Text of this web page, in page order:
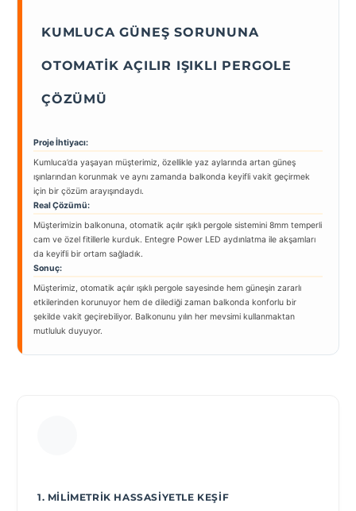
KUMLUCA GÜNEŞ SORUNUNA
OTOMATIK AÇILIR IŞIKLI PERGOLE
ÇÖZÜMÜ
Proje İhtiyacı:
Kumluca’da yaşayan müşterimiz, özellikle yaz aylarında artan güneş
ışınlarından korunmak ve aynı zamanda balkonda keyifli vakit geçirmek
için bir çözüm arayışındaydı.
Real Çözümü:
Müşterimizin balkonuna, otomatik açılır ışıklı pergole sistemini 8mm temperli
cam ve özel fitillerle kurduk. Entegre Power LED aydınlatma ile akşamları
da keyifli bir ortam sağladık.
Sonuç:
Müşterimiz, otomatik açılır ışıklı pergole sayesinde hem güneşin zararlı
etkilerinden korunuyor hem de dilediği zaman balkonda konforlu bir
şekilde vakit geçirebiliyor. Balkonunu yılın her mevsimi kullanmaktan
mutluluk duyuyor.
1. MILIMETRIK HASSASIYETLE KEŞIF